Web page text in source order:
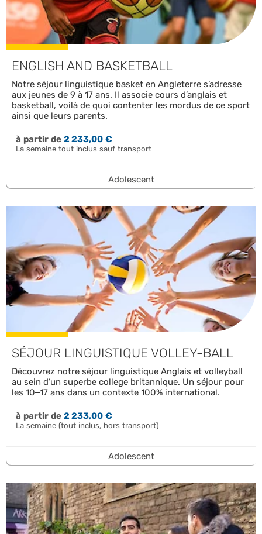
ENGLISH AND BASKETBALL
Notre séjour linguistique basket en Angleterre s’adresse
aux jeunes de 9 à 17 ans. Il associe cours d’anglais et
basketball, voilà de quoi contenter les mordus de ce sport
ainsi que leurs parents.
à partir de2 233,00 €
La semaine tout inclus sauf transport
Adolescent
SÉJOUR LINGUISTIQUE VOLLEY-BALL
Découvrez notre séjour linguistique Anglais et volleyball
au sein d’un superbe college britannique. Un séjour pour
les 10–17 ans dans un contexte 100% international.
à partir de2 233,00 €
La semaine (tout inclus, hors transport)
Adolescent